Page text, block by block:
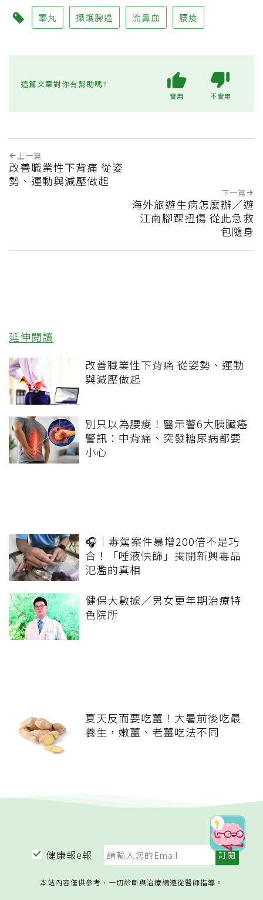
睪丸 攝護腺癌 流鼻血 腰痠
這篇文章對你有幫助嗎?
實用 不實用
上一篇
改善職業性下背痛 從姿
勢、運動與減壓做起
下一篇
海外旅遊生病怎麼辦／遊
江南腳踝扭傷 從此急救
包隨身
延伸閱讀
改善職業性下背痛 從姿勢、運動
與減壓做起
別只以為腰痠！醫示警6大胰臟癌
警訊：中背痛、突發糖尿病都要
小心
🎧｜毒駕案件暴增200倍不是巧
合！「唾液快篩」揭開新興毒品
氾濫的真相
健保大數據／男女更年期治療特
色院所
夏天反而要吃薑！大暑前後吃最
養生，嫩薑、老薑吃法不同
健康報e報
本站內容僅供參考，一切診斷與治療請遵從醫師指導。